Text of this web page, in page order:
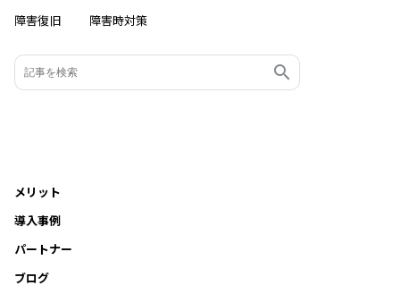
障害復旧
障害時対策
メリット
導入事例
パートナー
ブログ